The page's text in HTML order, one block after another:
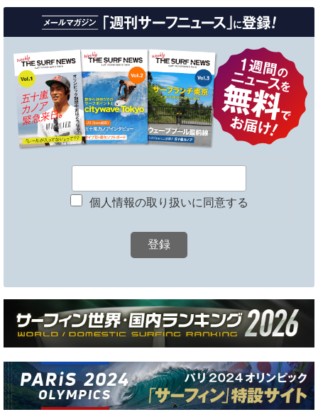
個人情報の取り扱いに同意する